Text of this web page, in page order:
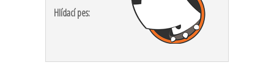
Hlídací pes: